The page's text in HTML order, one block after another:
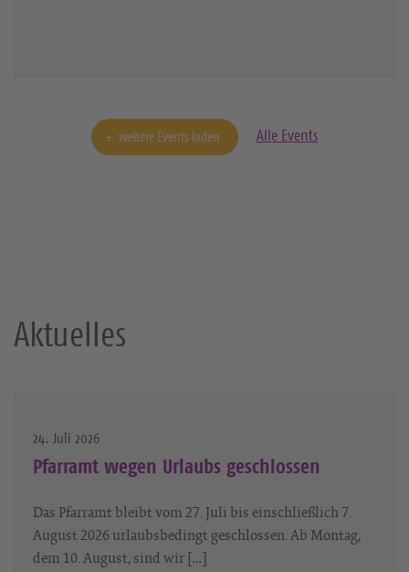
weitere Events laden Alle Events
Aktuelles
24. Juli 2026
Pfarramt wegen Urlaubs geschlossen
Das Pfarramt bleibt vom 27. Juli bis einschließlich 7.
August 2026 urlaubsbedingt geschlossen. Ab Montag,
dem 10. August, sind wir […]